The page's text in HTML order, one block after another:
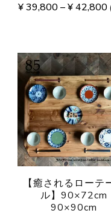
¥39,800–¥42,800
【癒されるローテ
ル】90×72cm
90×90cm